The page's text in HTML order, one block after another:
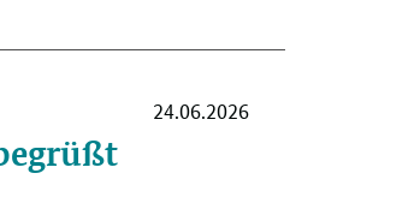
24.06.2026